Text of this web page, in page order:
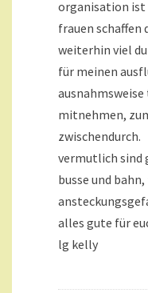
organisation
frauen schaffen
weiterhin viel
für meinen
mitnehmen,
zwischendurch.
vermutlich sind
busse und
alles gute für
lg kelly